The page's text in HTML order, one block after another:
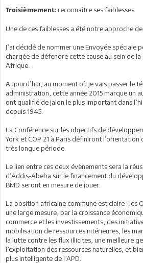
Troisièmement: reconnaître ses faiblesses
Une de ces faiblesses a été notre approche
J’ai décidé de nommer une Envoyée spéciale
chargée de défendre cette cause au sein de
Afrique.
Aujourd’hui, au moment où je vais passer le
administration, cette année 2015 marque un
ont qualifié de jalon le plus important dans
depuis 1945.
La Conférence sur les objectifs de
York et COP 21 à Paris définiront
très longue période.
Le lien entre ces deux évènements sera la
d’Addis-Abeba sur le financement du
BMD seront en mesure de jouer.
La position africaine commune est claire : les
une large mesure, par la croissance
commerce et les investissements, des
mobilisation de ressources intérieures, les
la lutte contre les flux illicites, une meilleure
l’exploitation des ressources naturelles, et
plus intelligente de l’APD.